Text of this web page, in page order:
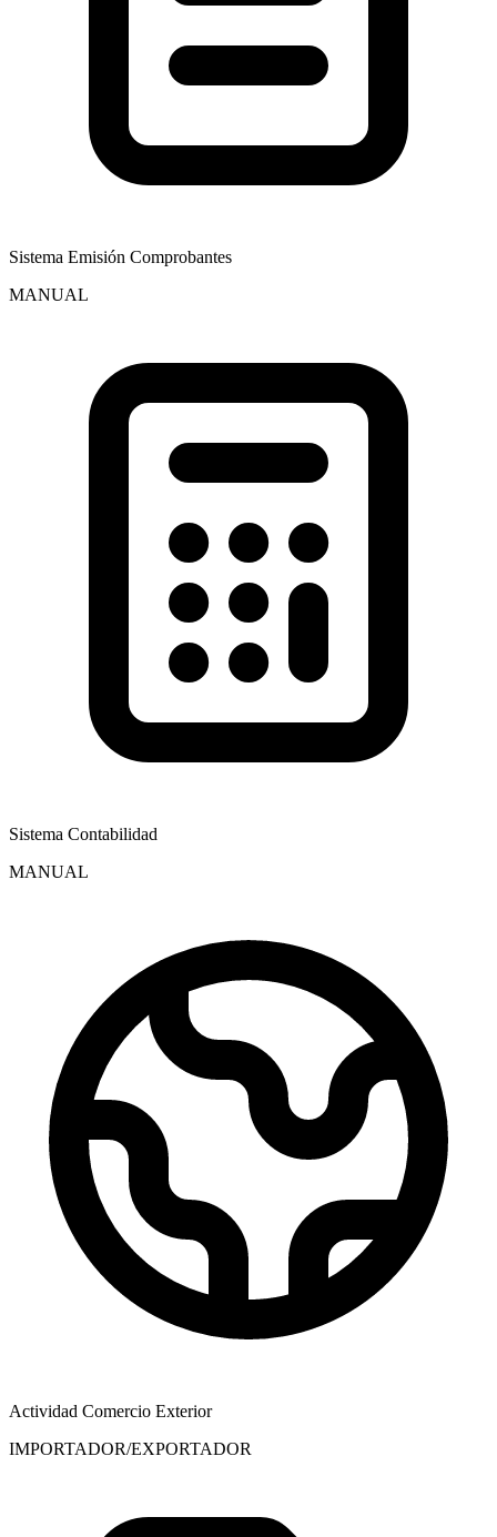
Sistema Emisión Comprobantes
MANUAL
Sistema Contabilidad
MANUAL
Actividad Comercio Exterior
IMPORTADOR/EXPORTADOR